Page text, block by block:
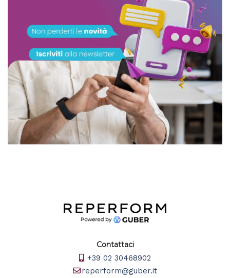
Contattaci
+39 02 30468902
reperform@guber.it